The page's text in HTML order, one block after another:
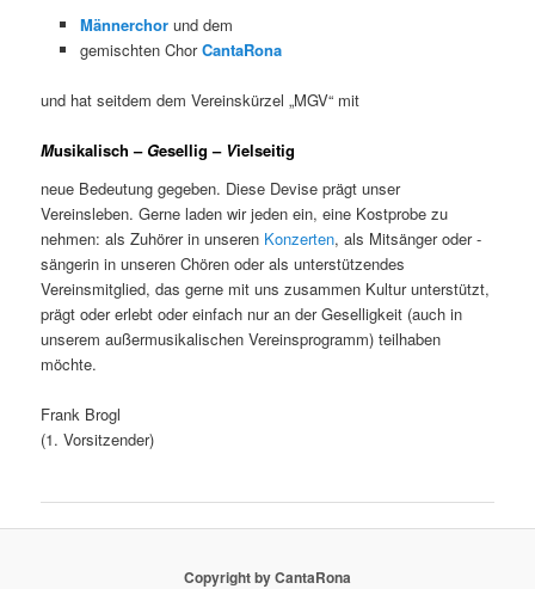
Männerchorund dem
gemischten ChorCantaRona
und hat seitdem dem Vereinskürzel „MGV“ mit
Musikalisch – Gesellig – Vielseitig
neue Bedeutung gegeben. Diese Devise prägt unser
Vereinsleben. Gerne laden wir jeden ein, eine Kostprobe zu
nehmen: als Zuhörer in unseren Konzerten, als Mitsänger oder -
sängerin in unseren Chören oder als unterstützendes
Vereinsmitglied, das gerne mit uns zusammen Kultur unterstützt,
prägt oder erlebt oder einfach nur an der Geselligkeit (auch in
unserem außermusikalischen Vereinsprogramm) teilhaben
möchte.
Frank Brogl
(1. Vorsitzender)
Copyright by CantaRona